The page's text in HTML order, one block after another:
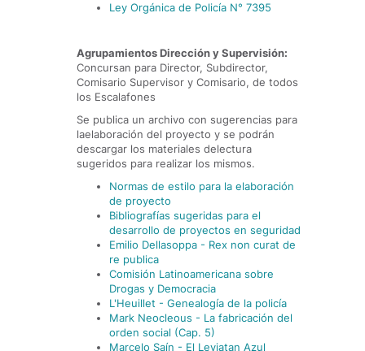
Ley Orgánica de Policía N° 7395
Agrupamientos Dirección y Supervisión:
Concursan para Director, Subdirector,
Comisario Supervisor y Comisario, de todos
los Escalafones
Se publica un archivo con sugerencias para
laelaboración del proyecto y se podrán
descargar los materiales delectura
sugeridos para realizar los mismos.
Normas de estilo para la elaboración
de proyecto
Bibliografías sugeridas para el
desarrollo de proyectos en seguridad
Emilio Dellasoppa - Rex non curat de
re publica
Comisión Latinoamericana sobre
Drogas y Democracia
L'Heuillet - Genealogía de la policía
Mark Neocleous - La fabricación del
orden social (Cap. 5)
Marcelo Saín - El Leviatan Azul